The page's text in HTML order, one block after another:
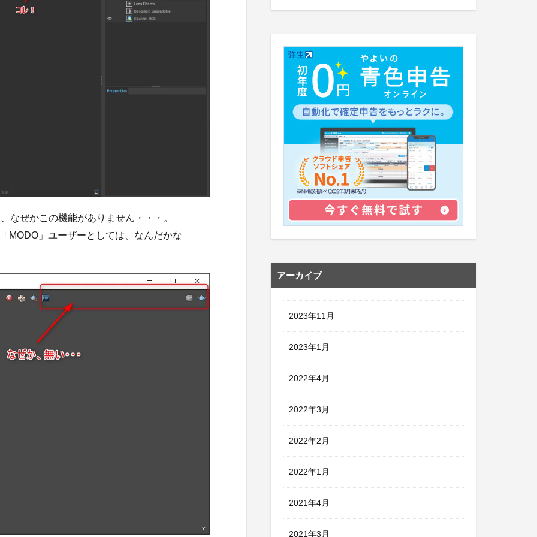
なぜかこの機能がありません・・・。
MODO」ユーザーとしては、なんだかな
アーカイブ
2023年11月
2023年1月
2022年4月
2022年3月
2022年2月
2022年1月
2021年4月
2021年3月